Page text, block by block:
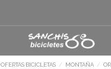
OFERTAS BICICLETAS MONTAÑA